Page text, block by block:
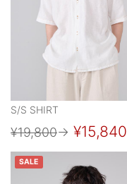
S/S SHIRT
¥19,800→ ¥15,840
SALE